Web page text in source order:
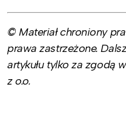
© Materiał chroniony
prawa zastrzeżone.
artykułu tylko za zgodą
z o.o.